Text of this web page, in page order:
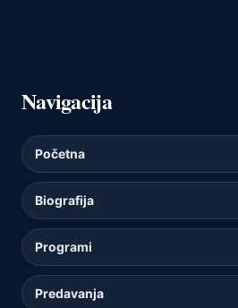
Navigacija
Početna
Biografija
Programi
Predavanja